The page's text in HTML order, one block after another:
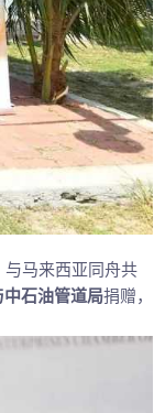
与马来西亚同舟共
石油管道局捐赠，